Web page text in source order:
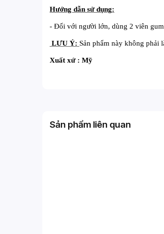
Hướng dẫn sử dụng:
- Đối với người lớn, dùng 2 viên
LƯU Ý: Sản phẩm này không phải
Xuất xứ : Mỹ
Sản phẩm liên quan